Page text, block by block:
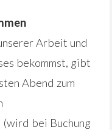
Arbeit und
bekommst, gibt
Abend zum
(wird bei Buchung